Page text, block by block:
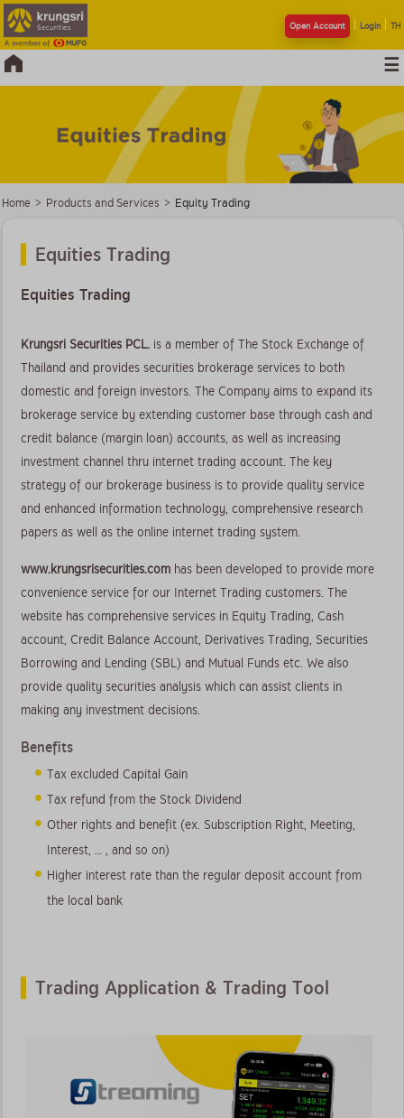
Open Account Login TH
Home > Products and Services > Equity Trading
Equities Trading
Equities Trading
Krungsri Securities PCL. is a member of The Stock Exchange of
Thailand and provides securities brokerage services to both
domestic and foreign investors. The Company aims to expand its
brokerage service by extending customer base through cash and
credit balance (margin loan) accounts, as well as increasing
investment channel thru internet trading account. The key
strategy of our brokerage business is to provide quality service
and enhanced information technology, comprehensive research
papers as well as the online internet trading system.
www.krungsrisecurities.com has been developed to provide more
convenience service for our Internet Trading customers. The
website has comprehensive services in Equity Trading, Cash
account, Credit Balance Account, Derivatives Trading, Securities
Borrowing and Lending (SBL) and Mutual Funds etc. We also
provide quality securities analysis which can assist clients in
making any investment decisions.
Benefits
Tax excluded Capital Gain
Tax refund from the Stock Dividend
Other rights and benefit (ex. Subscription Right, Meeting,
Interest, … , and so on)
Higher interest rate than the regular deposit account from
the local bank
Trading Application & Trading Tool